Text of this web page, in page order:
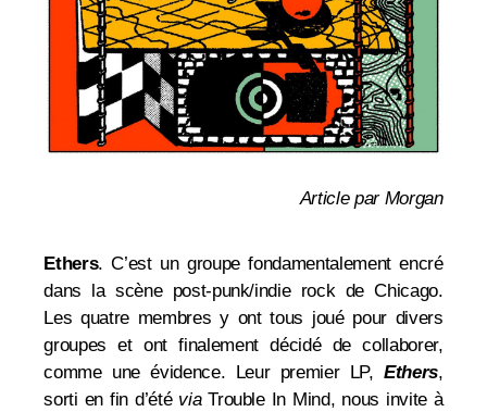
Article par Morgan
Ethers. C’est un groupe fondamentalement encré
dans la scène post-punk/indie rock de Chicago.
Les quatre membres y ont tous joué pour divers
groupes et ont finalement décidé de collaborer,
comme une évidence. Leur premier LP,Ethers,
sorti en fin d’été viaTrouble In Mind, nous invite à